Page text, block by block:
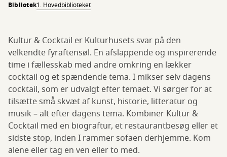
Bibliotek1. Hovedbiblioteket
Kultur & Cocktail er Kulturhusets svar på den
velkendte fyraftensøl. En afslappende og inspirerende
time i fællesskab med andre omkring en lækker
cocktail og et spændende tema. I mikser selv dagens
cocktail, som er udvalgt efter temaet. Vi sørger for at
tilsætte små̊ skvæt af kunst, historie, litteratur og
musik – alt efter dagens tema. Kombiner Kultur &
Cocktail med en biograftur, et restaurantbesøg eller et
sidste stop, inden I rammer sofaen derhjemme. Kom
alene eller tag en ven eller to med.